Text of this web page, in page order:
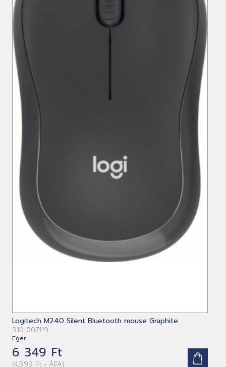
Logitech M240 Silent Bluetooth mouse Graphite
910-007119
Egér
6 349 Ft
(4,999 Ft + ÁFA)